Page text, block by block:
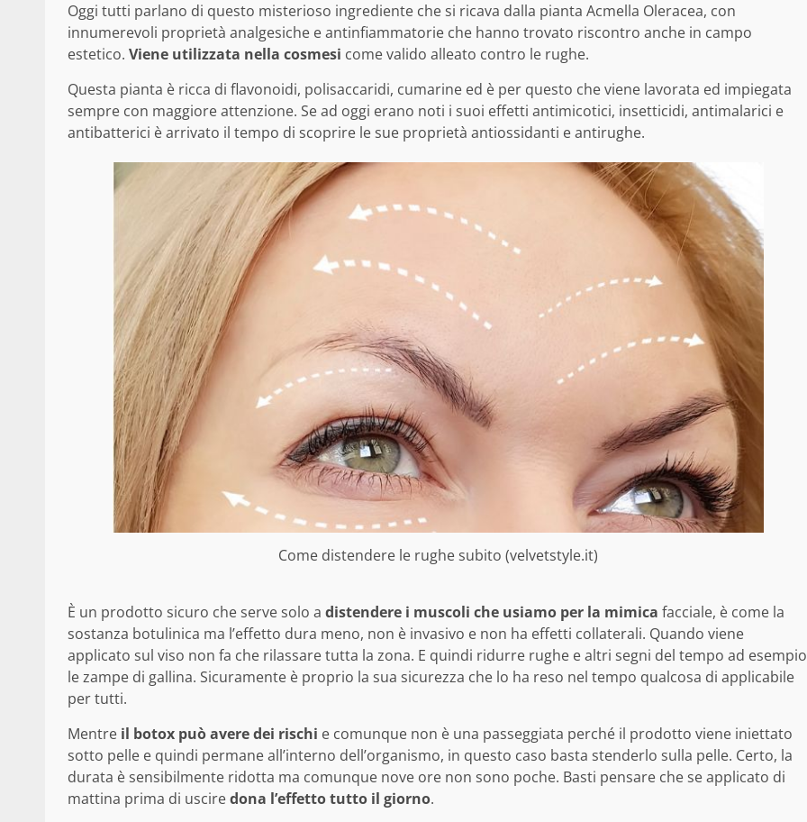
Oggi tutti parlano di questo misterioso ingrediente che si ricava dalla pianta Acmella Oleracea, con
innumerevoli proprietà analgesiche e antinfiammatorie che hanno trovato riscontro anche in campo
estetico. Viene utilizzata nella cosmesi come valido alleato contro le rughe.
Questa pianta è ricca di flavonoidi, polisaccaridi, cumarine ed è per questo che viene lavorata ed impiegata
sempre con maggiore attenzione. Se ad oggi erano noti i suoi effetti antimicotici, insetticidi, antimalarici e
antibatterici è arrivato il tempo di scoprire le sue proprietà antiossidanti e antirughe.
Come distendere le rughe subito (velvetstyle.it)
È un prodotto sicuro che serve solo a distendere i muscoli che usiamo per la mimica facciale, è come la
sostanza botulinica ma l’effetto dura meno, non è invasivo e non ha effetti collaterali. Quando viene
applicato sul viso non fa che rilassare tutta la zona. E quindi ridurre rughe e altri segni del tempo ad esempio
le zampe di gallina. Sicuramente è proprio la sua sicurezza che lo ha reso nel tempo qualcosa di applicabile
per tutti.
Mentre il botox può avere dei rischi e comunque non è una passeggiata perché il prodotto viene iniettato
sotto pelle e quindi permane all’interno dell’organismo, in questo caso basta stenderlo sulla pelle. Certo, la
durata è sensibilmente ridotta ma comunque nove ore non sono poche. Basti pensare che se applicato di
mattina prima di usciredona l’effetto tutto il giorno.